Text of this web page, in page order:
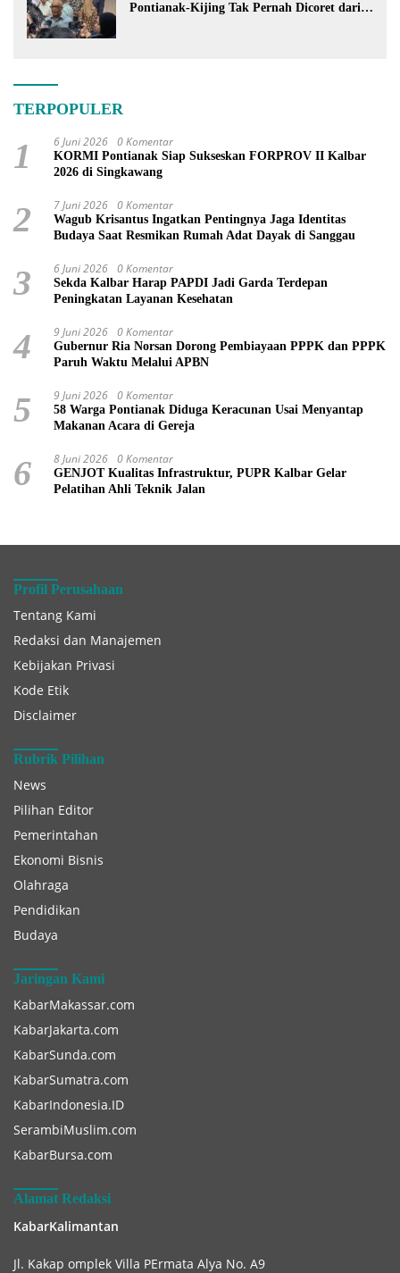
Pontianak-Kijing Tak Pernah Dicoret dari
TERPOPULER
1 6 Juni 2026 0 Komentar
KORMI Pontianak Siap Sukseskan FORPROV II Kalbar
2026 di Singkawang
2 7 Juni 2026 0 Komentar
Wagub Krisantus Ingatkan Pentingnya Jaga Identitas
Budaya Saat Resmikan Rumah Adat Dayak di Sanggau
3 6 Juni 2026 0 Komentar
Sekda Kalbar Harap PAPDI Jadi Garda Terdepan
Peningkatan Layanan Kesehatan
4 9 Juni 2026 0 Komentar
Gubernur Ria Norsan Dorong Pembiayaan PPPK dan PPPK
Paruh Waktu Melalui APBN
5 9 Juni 2026 0 Komentar
58 Warga Pontianak Diduga Keracunan Usai Menyantap
Makanan Acara di Gereja
6 8 Juni 2026 0 Komentar
GENJOT Kualitas Infrastruktur, PUPR Kalbar Gelar
Pelatihan Ahli Teknik Jalan
Profil Perusahaan
Tentang Kami
Redaksi dan Manajemen
Kebijakan Privasi
Kode Etik
Disclaimer
Rubrik Pilihan
News
Pilihan Editor
Pemerintahan
Ekonomi Bisnis
Olahraga
Pendidikan
Budaya
Jaringan Kami
KabarMakassar.com
KabarJakarta.com
KabarSunda.com
KabarSumatra.com
KabarIndonesia.ID
SerambiMuslim.com
KabarBursa.com
Alamat Redaksi
KabarKalimantan
Jl. Kakap omplek Villa PErmata Alya No. A9